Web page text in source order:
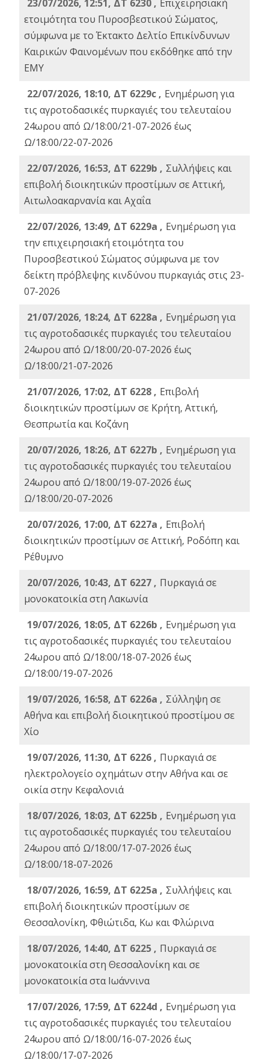
23/07/2026, 12:51, ΔΤ 6230 , Επιχειρησιακή
ετοιμότητα του Πυροσβεστικού Σώματος,
σύμφωνα με το Έκτακτο Δελτίο Επικίνδυνων
Καιρικών Φαινομένων που εκδόθηκε από την
ΕΜΥ
22/07/2026, 18:10, ΔΤ 6229c , Ενημέρωση για
τις αγροτοδασικές πυρκαγιές του τελευταίου
24ωρου από Ω/18:00/21-07-2026 έως
Ω/18:00/22-07-2026
22/07/2026, 16:53, ΔΤ 6229b , Σuλλήψεις και
επιβολή διοικητικών προστίμων σε Αττική,
Αιτωλοακαρνανία και Αχαΐα
22/07/2026, 13:49, ΔΤ 6229a , Ενημέρωση για
την επιχειρησιακή ετοιμότητα του
Πυροσβεστικού Σώματος σύμφωνα με τον
δείκτη πρόβλεψης κινδύνου πυρκαγιάς στις 23-
07-2026
21/07/2026, 18:24, ΔΤ 6228a , Ενημέρωση για
τις αγροτοδασικές πυρκαγιές του τελευταίου
24ωρου από Ω/18:00/20-07-2026 έως
Ω/18:00/21-07-2026
21/07/2026, 17:02, ΔΤ 6228 , Επιβολή
διοικητικών προστίμων σε Κρήτη, Αττική,
Θεσπρωτία και Κοζάνη
20/07/2026, 18:26, ΔΤ 6227b , Ενημέρωση για
τις αγροτοδασικές πυρκαγιές του τελευταίου
24ωρου από Ω/18:00/19-07-2026 έως
Ω/18:00/20-07-2026
20/07/2026, 17:00, ΔΤ 6227a , Επιβολή
διοικητικών προστίμων σε Αττική, Ροδόπη και
Ρέθυμνο
20/07/2026, 10:43, ΔΤ 6227 , Πυρκαγιά σε
μονοκατοικία στη Λακωνία
19/07/2026, 18:05, ΔΤ 6226b , Ενημέρωση για
τις αγροτοδασικές πυρκαγιές του τελευταίου
24ωρου από Ω/18:00/18-07-2026 έως
Ω/18:00/19-07-2026
19/07/2026, 16:58, ΔΤ 6226a , Σύλληψη σε
Αθήνα και επιβολή διοικητικού προστίμου σε
Χίο
19/07/2026, 11:30, ΔΤ 6226 , Πυρκαγιά σε
ηλεκτρολογείο οχημάτων στην Αθήνα και σε
οικία στην Κεφαλονιά
18/07/2026, 18:03, ΔΤ 6225b , Ενημέρωση για
τις αγροτοδασικές πυρκαγιές του τελευταίου
24ωρου από Ω/18:00/17-07-2026 έως
Ω/18:00/18-07-2026
18/07/2026, 16:59, ΔT 6225a , Συλλήψεις και
επιβολή διοικητικών προστίμων σε
Θεσσαλονίκη, Φθιώτιδα, Κω και Φλώρινα
18/07/2026, 14:40, ΔΤ 6225 , Πυρκαγιά σε
μονοκατοικία στη Θεσσαλονίκη και σε
μονοκατοικία στα Ιωάννινα
17/07/2026, 17:59, ΔΤ 6224d , Ενημέρωση για
τις αγροτοδασικές πυρκαγιές του τελευταίου
24ωρου από Ω/18:00/16-07-2026 έως
Ω/18:00/17-07-2026